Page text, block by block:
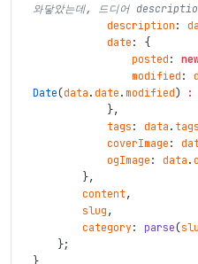
와닿았는데, 드디어
description :
date :
{
posted :
modified :
Date(data . date . modified) :
},
tags : data . tags
coverImage :
ogImage : data .
},
content ,
slug ,
category: parse(
};
}